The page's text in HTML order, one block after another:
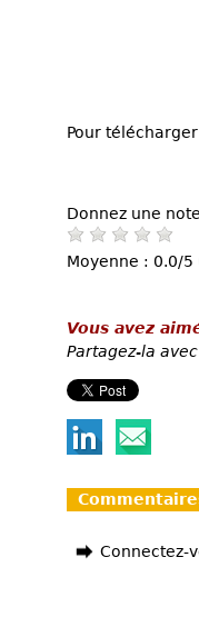
Pour
Donnez une
Moyenne : 0.0/5
Vous avez
Partagez-la
Connectez-